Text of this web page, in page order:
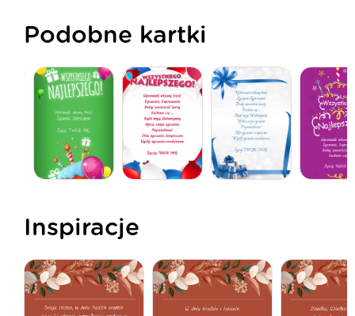
Podobne kartki
Inspiracje